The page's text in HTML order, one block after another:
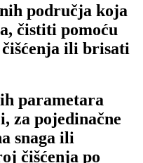
područja koja
čistiti pomoću
ili brisati
parametara
za pojedinačne
snaga ili
čišćenja po